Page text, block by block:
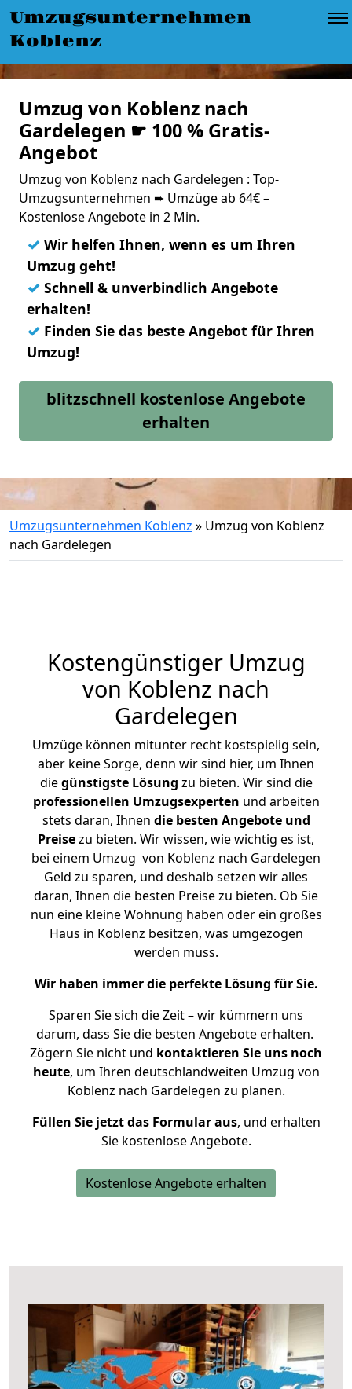
Umzugsunternehmen
Koblenz
Umzug von Koblenz nach
Gardelegen ☛ 100 % Gratis-
Angebot
Umzug von Koblenz nach Gardelegen : Top-
Umzugsunternehmen ➨ Umzüge ab 64€ –
Kostenlose Angebote in 2 Min.
✓ Wir helfen Ihnen, wenn es um Ihren
Umzug geht!
✓ Schnell & unverbindlich Angebote
erhalten!
✓ Finden Sie das beste Angebot für Ihren
Umzug!
blitzschnell kostenlose Angebote
erhalten
Umzugsunternehmen Koblenz » Umzug von Koblenz
nach Gardelegen
Kostengünstiger Umzug
von Koblenz nach
Gardelegen
Umzüge können mitunter recht kostspielig sein,
aber keine Sorge, denn wir sind hier, um Ihnen
diegünstigste Lösung zu bieten. Wir sind die
professionellen Umzugsexperten und arbeiten
stets daran, Ihnen die besten Angebote und
Preisezu bieten. Wir wissen, wie wichtig es ist,
bei einem Umzug von Koblenz nach Gardelegen
Geld zu sparen, und deshalb setzen wir alles
daran, Ihnen die besten Preise zu bieten. Ob Sie
nun eine kleine Wohnung haben oder ein großes
Haus in Koblenz besitzen, was umgezogen
werden muss.
Wir haben immer die perfekte Lösung für Sie.
Sparen Sie sich die Zeit – wir kümmern uns
darum, dass Sie die besten Angebote erhalten.
Zögern Sie nicht und kontaktieren Sie uns noch
heute, um Ihren deutschlandweiten Umzug von
Koblenz nach Gardelegen zu planen.
Füllen Sie jetzt das Formular aus, und erhalten
Sie kostenlose Angebote.
Kostenlose Angebote erhalten